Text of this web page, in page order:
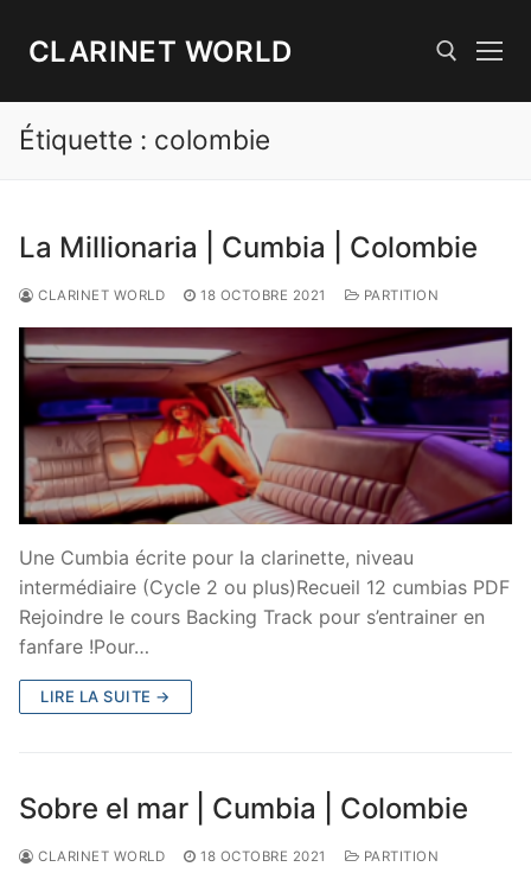
CLARINET WORLD
Rechercher :
Étiquette : colombie
La Millionaria | Cumbia | Colombie
CLARINET WORLD 18 OCTOBRE 2021 PARTITION
Une Cumbia écrite pour la clarinette, niveau
intermédiaire (Cycle 2 ou plus)Recueil 12 cumbias PDF
Rejoindre le cours Backing Track pour s’entrainer en
fanfare !Pour…
LIRE LA SUITE →
Sobre el mar | Cumbia | Colombie
CLARINET WORLD 18 OCTOBRE 2021 PARTITION